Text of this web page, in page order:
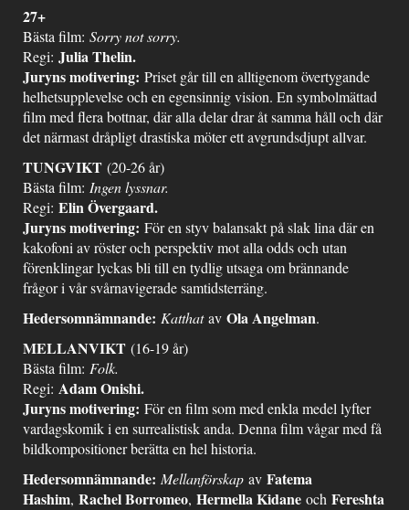
27+
Bästa film: Sorry not sorry.
Regi: Julia Thelin.
Juryns motivering: Priset går till en alltigenom övertygande
helhetsupplevelse och en egensinnig vision. En symbolmättad
film med flera bottnar, där alla delar drar åt samma håll och där
det närmast dråpligt drastiska möter ett avgrundsdjupt allvar.
TUNGVIKT (20-26 år)
Bästa film: Ingen lyssnar.
Regi: Elin Övergaard.
Juryns motivering: För en styv balansakt på slak lina där en
kakofoni av röster och perspektiv mot alla odds och utan
förenklingar lyckas bli till en tydlig utsaga om brännande
frågor i vår svårnavigerade samtidsterräng.
Hedersomnämnande: Katthatav Ola Angelman.
MELLANVIKT (16-19 år)
Bästa film: Folk.
Regi: Adam Onishi.
Juryns motivering: För en film som med enkla medel lyfter
vardagskomik i en surrealistisk anda. Denna film vågar med få
bildkompositioner berätta en hel historia.
Hedersomnämnande: Mellanförskap av Fatema
Hashim, Rachel Borromeo, Hermella Kidane och Fereshta